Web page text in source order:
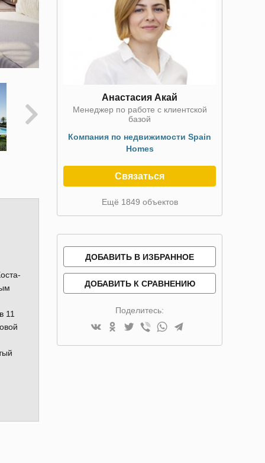
11
Анастасия Акай
Менеджер по работе с клиентской
базой
Компания по недвижимости Spain
Homes
Связаться
Ещё 1849 объектов
ДОБАВИТЬ В ИЗБРАННОЕ
ДОБАВИТЬ К СРАВНЕНИЮ
Поделитесь: